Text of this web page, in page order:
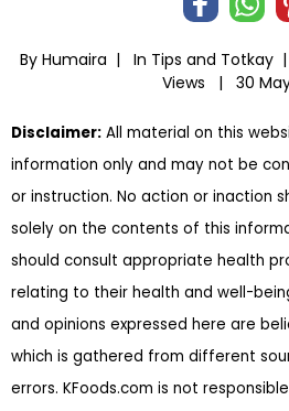
By Humaira | In Tips and Totkay |
Views |
30
Disclaimer: All material on this
information only and may not be
or instruction. No action or inaction
solely on the contents of this
should consult appropriate health
relating to their health and well-
and opinions expressed here are
which is gathered from different
errors. KFoods.com is not